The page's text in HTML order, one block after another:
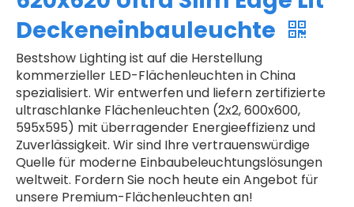
Deckeneinbauleuchte
Bestshow Lighting ist auf die Herstellung
kommerzieller LED-Flächenleuchten in China
spezialisiert. Wir entwerfen und liefern zertifizierte
ultraschlanke Flächenleuchten (2x2, 600x600,
595x595) mit überragender Energieeffizienz und
Zuverlässigkeit. Wir sind Ihre vertrauenswürdige
Quelle für moderne Einbaubeleuchtungslösungen
weltweit. Fordern Sie noch heute ein Angebot für
unsere Premium-Flächenleuchten an!